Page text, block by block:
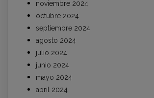
noviembre 2024
octubre 2024
septiembre 2024
agosto 2024
julio 2024
junio 2024
mayo 2024
abril 2024